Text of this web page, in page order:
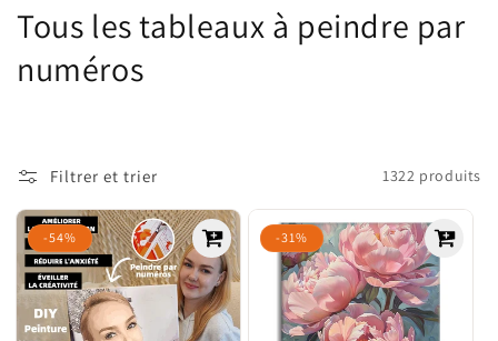
C
o
e
c
t
Tous les tableaux à peindre par
numéros
Filtrer et trier 1322 produits
-54% -31%